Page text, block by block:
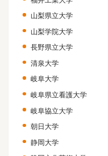
山梨県立大学
山梨学院大学
長野県立大学
清泉大学
岐阜大学
岐阜県立看護大学
岐阜協立大学
朝日大学
静岡大学